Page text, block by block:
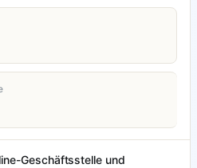
Geschäftsstelle und